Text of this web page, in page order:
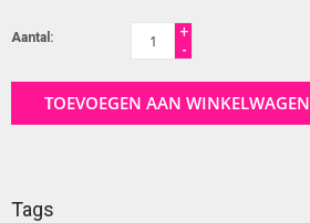
Aantal:
+
-
TOEVOEGEN AAN WINKELWAGEN
Tags